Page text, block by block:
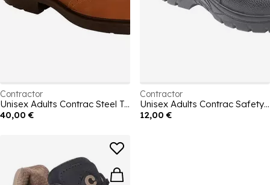
Contractor
Unisex Adults Contrac Steel Toe Cap Safety Boot
40,00 €
Contractor
Unisex Adults Contrac Safety Steel Toe Cap Boot
12,00 €